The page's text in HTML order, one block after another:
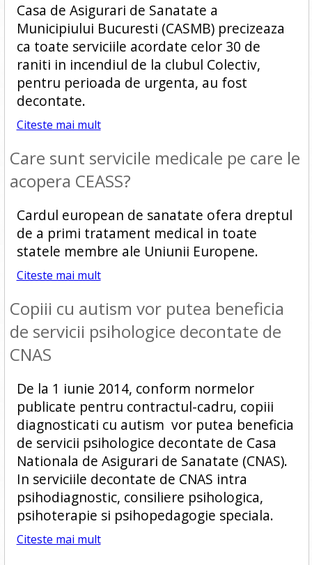
Casa de Asigurari de Sanatate a
Municipiului Bucuresti (CASMB) precizeaza
ca toate serviciile acordate celor 30 de
raniti in incendiul de la clubul Colectiv,
pentru perioada de urgenta, au fost
decontate.
Citeste mai mult
Care sunt servicile medicale pe care le
acopera CEASS?
Cardul european de sanatate ofera dreptul
de a primi tratament medical in toate
statele membre ale Uniunii Europene.
Citeste mai mult
Copiii cu autism vor putea beneficia
de servicii psihologice decontate de
CNAS
De la 1 iunie 2014, conform normelor
publicate pentru contractul-cadru, copiii
diagnosticati cu autism vor putea beneficia
de servicii psihologice decontate de Casa
Nationala de Asigurari de Sanatate (CNAS).
In serviciile decontate de CNAS intra
psihodiagnostic, consiliere psihologica,
psihoterapie si psihopedagogie speciala.
Citeste mai mult